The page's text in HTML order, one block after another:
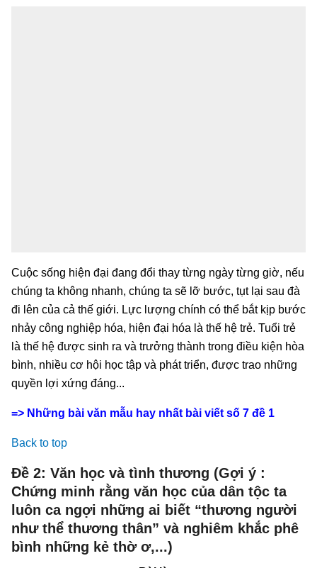
Cuộc sống hiện đại đang đổi thay từng ngày từng giờ, nếu
chúng ta không nhanh, chúng ta sẽ lỡ bước, tụt lại sau đà
đi lên của cả thế giới. Lực lượng chính có thể bắt kịp bước
nhảy công nghiệp hóa, hiện đại hóa là thế hệ trẻ. Tuổi trẻ
là thế hệ được sinh ra và trưởng thành trong điều kiện hòa
bình, nhiều cơ hội học tập và phát triển, được trao những
quyền lợi xứng đáng...
=> Những bài văn mẫu hay nhất bài viết số 7 đề 1
Back to top
Đề 2: Văn học và tình thương (Gợi ý :
Chứng minh rằng văn học của dân tộc ta
luôn ca ngợi những ai biết “thương người
như thể thương thân” và nghiêm khắc phê
bình những kẻ thờ ơ,...)